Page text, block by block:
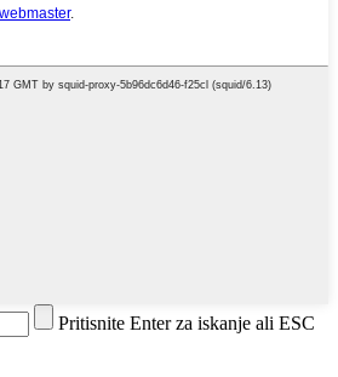
Pritisnite Enter za iskanje ali ESC